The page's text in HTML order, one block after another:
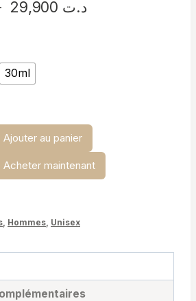
د.تPlage
30ml
Ajouter au panier
Acheter maintenant
Hommes Unisex